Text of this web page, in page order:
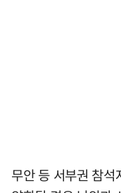
무안 등 서부권 참